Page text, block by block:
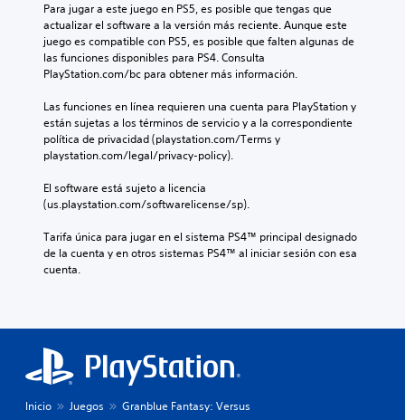
Para jugar a este juego en PS5, es posible que tengas que
actualizar el software a la versión más reciente. Aunque este
juego es compatible con PS5, es posible que falten algunas de
las funciones disponibles para PS4. Consulta
PlayStation.com/bc para obtener más información.
Las funciones en línea requieren una cuenta para PlayStation y
están sujetas a los términos de servicio y a la correspondiente
política de privacidad (playstation.com/Terms y
playstation.com/legal/privacy-policy).
El software está sujeto a licencia
(us.playstation.com/softwarelicense/sp).
Tarifa única para jugar en el sistema PS4™ principal designado
de la cuenta y en otros sistemas PS4™ al iniciar sesión con esa
cuenta.
Inicio Juegos Granblue Fantasy: Versus